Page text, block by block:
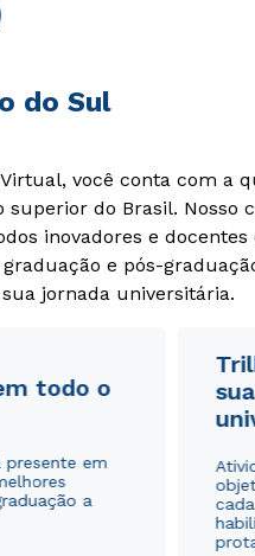
do Sul
você conta com a
superior do Brasil. Nosso
inovadores e
e pós-
jornada universitária.
todo o
presente em
a